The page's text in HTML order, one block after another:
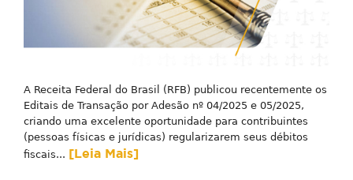
A Receita Federal do Brasil (RFB) publicou recentemente os
Editais de Transação por Adesão nº 04/2025 e 05/2025,
criando uma excelente oportunidade para contribuintes
(pessoas físicas e jurídicas) regularizarem seus débitos
fiscais... [Leia Mais]